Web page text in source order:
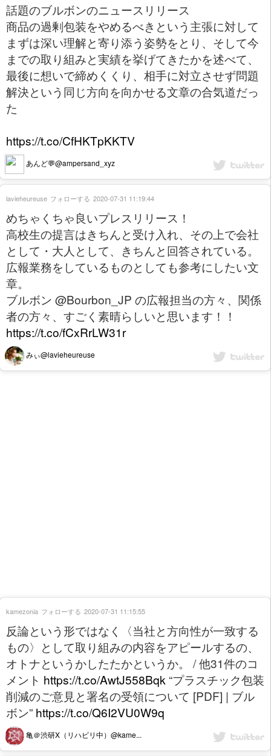
話題のブルボンのニュースリリース
商品の過剰包装をやめるべきという主張に対して
まずは深い理解と寄り添う姿勢をとり、そして今
までの取り組みと実績を挙げてきたかを述べて、
最後に想いで締めくくり、相手に対立させず問題
解決という同じ方向を向かせる文章の合気道だっ
た
https://t.co/CfHKTpKKTV
あんど💬@ampersand_xyz
めちゃくちゃ良いプレスリリース！
高校生の提言はきちんと受け入れ、その上で会社
として・大人として、きちんと回答されている。
広報業務をしているものとしても参考にしたい文
章。
ブルボン @Bourbon_JP の広報担当の方々、関係
者の方々、すごく素晴らしいと思います！！
https://t.co/fCxRrLW31r
みぃ@lavieheureuse
lavieheureuse フォローする 2020-07-31 11:19:44
反論という形ではなく〈当社と方向性が一致する
もの〉として取り組みの内容をアピールするの、
オトナというかしたたかというか。 / 他31件のコ
メント https://t.co/AwtJ558Bqk “プラスチック包装
削減のご意見と署名の受領について [PDF] | ブル
ボン” https://t.co/Q6I2VU0W9q
亀＠渋研X（リハビリ中）@kame...
kamezonia フォローする 2020-07-31 11:15:55